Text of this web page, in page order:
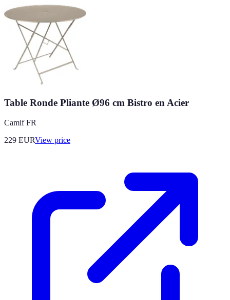
Table Ronde Pliante Ø96 cm Bistro en Acier
Camif FR
229 EURView price